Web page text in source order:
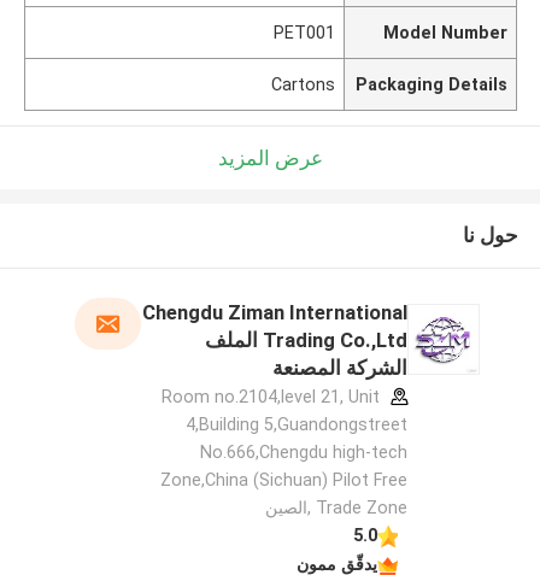
Model Number
PET001
Packaging Details
Cartons
عرض المزيد
حول نا
Chengdu Ziman International
Trading Co.,Ltd الملف
الشركة المصنعة
Room no.2104,level 21, Unit
4,Building 5,Guandongstreet
No.666,Chengdu high-tech
Zone,China (Sichuan) Pilot Free
Trade Zone ,الصين
5.0
يدقّق ممون